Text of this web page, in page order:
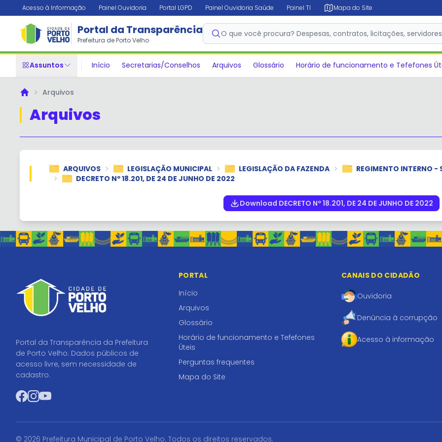
Acesso à Informação Painel Ouvidoria Portal LGPD Painel Ouvidoria Saúde Painel TI Mapa do Site
Portal da Transparência
Prefeitura de Porto Velho
O que você procura? Despesas, contratos, licitações,
Assuntos Início Secretarias/Conselhos Arquivos Glossário Horário de funcionamento e Tefefones
PrincipalArquivos
Arquivos
ARQUIVOS LEGISLAÇÃO MUNICIPAL LEGISLAÇÃO DA FAZENDA
REGIMENTO INTERNO -
DECRETO Nº 18.201, DE 24 DE JUNHO DE 2022
Download DECRETO Nº 18.201, DE 24 DE JUNHO DE 2022
Portal da Transparência da Prefeitura
de Porto Velho. Dados públicos de
acesso livre, sem necessidade de
cadastro.
Facebook
Instagram
YouTube
PORTAL
Início
Arquivos
Glossário
Horário de funcionamento e Tefefones
Úteis
Perguntas frequentes
Mapa do Site
CANAIS DO CIDADÃO
Ouvidoria
Denúncia à corrupção
Acesso à informação
© 2026 Prefeitura Municipal de Porto Velho. Todos os direitos reservados.
✕